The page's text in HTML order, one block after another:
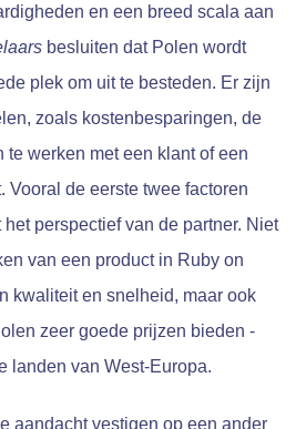
en een breed scala aan
besluiten dat Polen wordt
plek om uit te besteden. Er zijn
zoals kostenbesparingen, de
werken met een klant of een
Vooral de eerste twee factoren
perspectief van de partner. Niet
van een product in Ruby on
kwaliteit en snelheid, maar ook
zeer goede prijzen bieden -
landen van West-Europa.
aandacht vestigen op een ander